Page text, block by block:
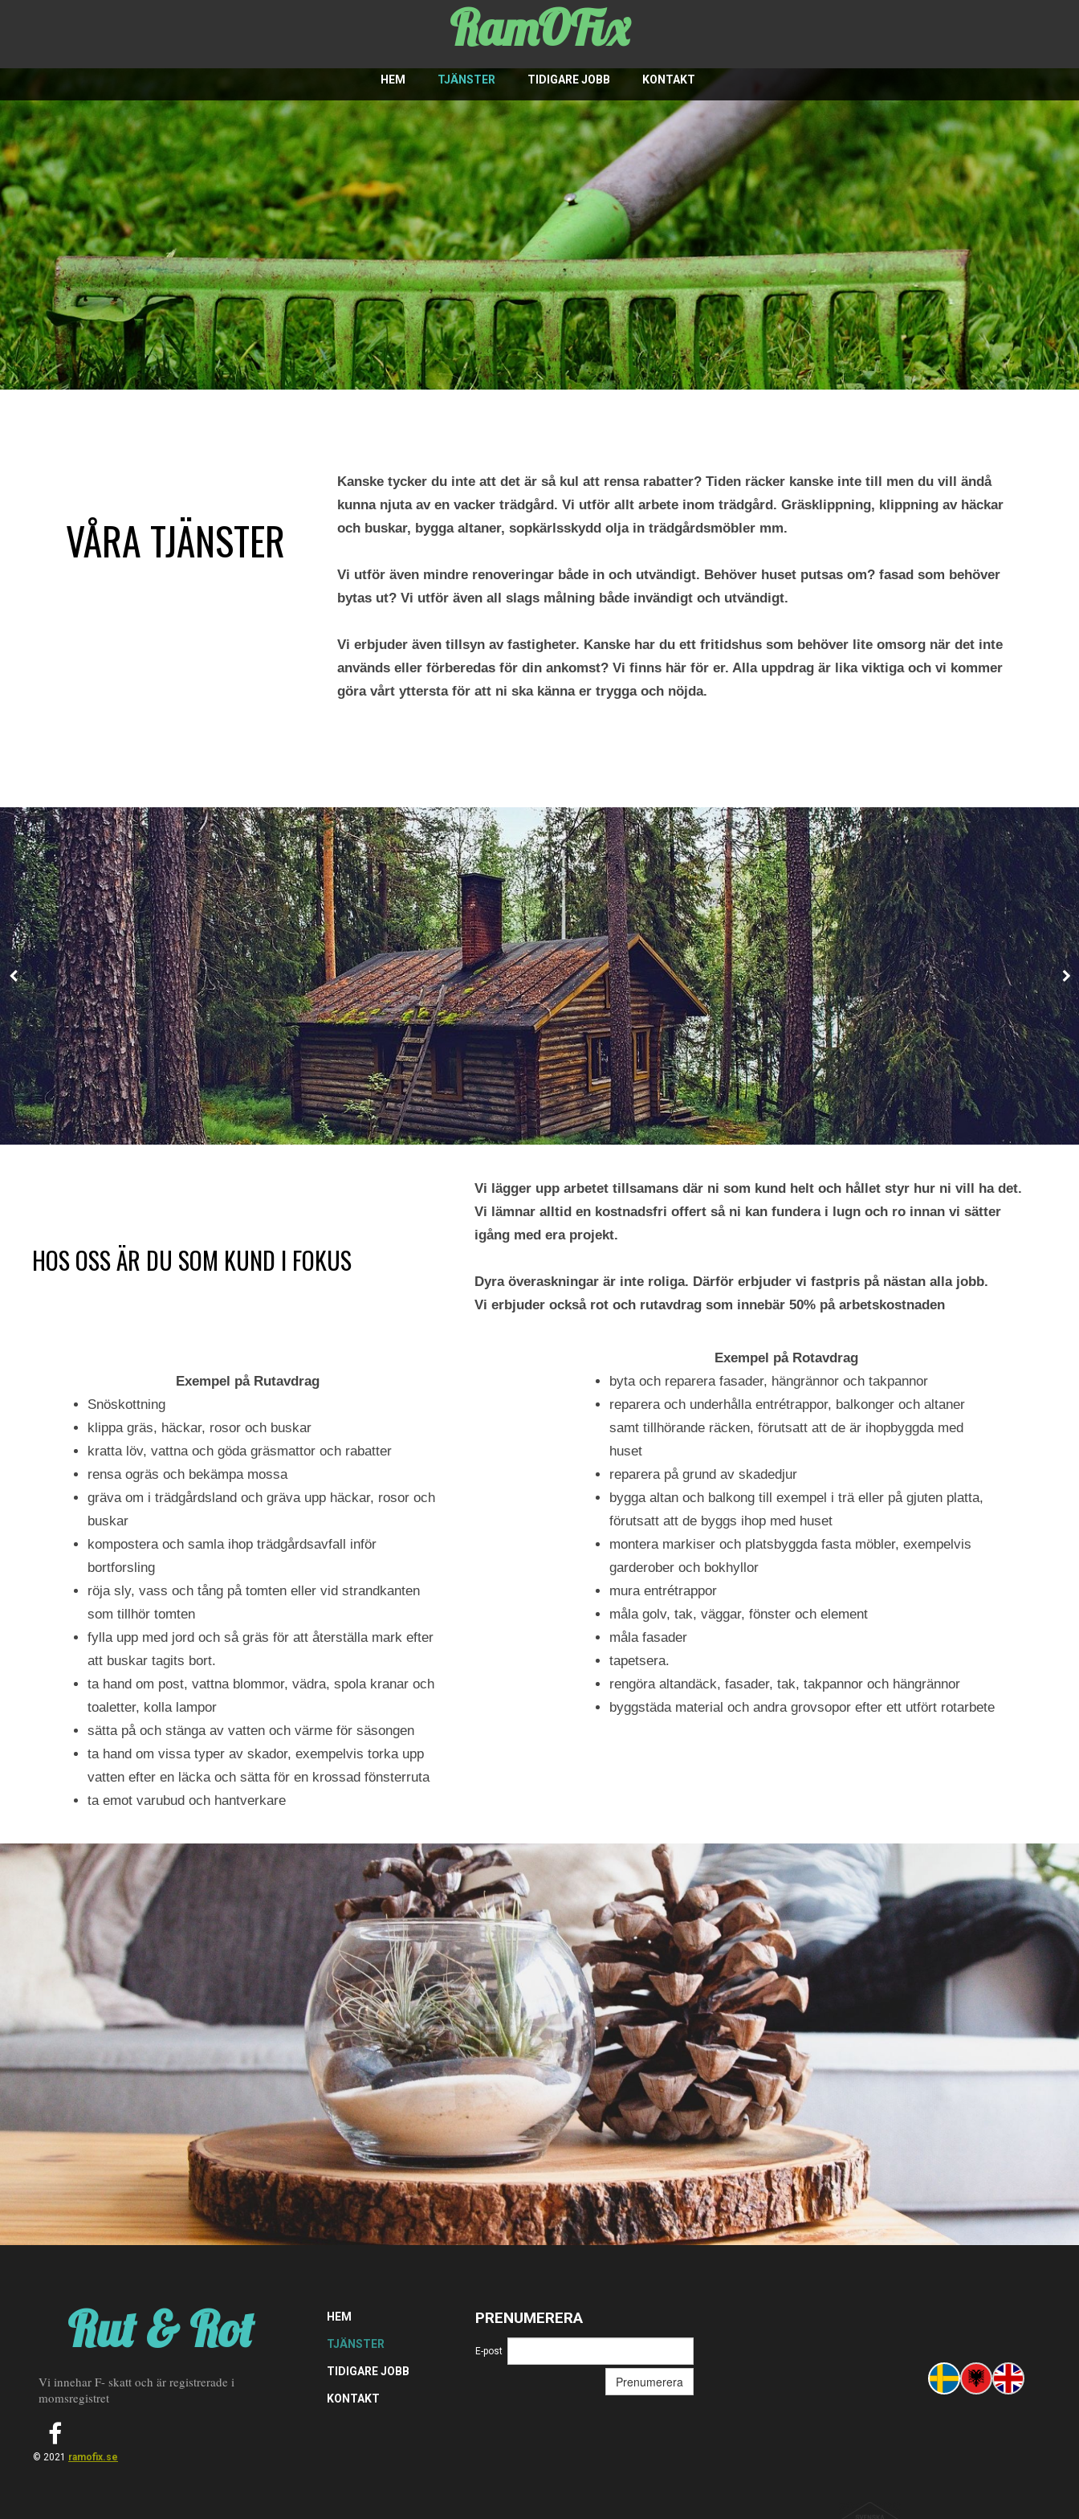
RamOFix
HEM TJÄNSTER TIDIGARE JOBB KONTAKT
VÅRA TJÄNSTER
Kanske tycker du inte att det är så kul att rensa rabatter? Tiden räcker kanske inte till men du vill ändå
kunna njuta av en vacker trädgård. Vi utför allt arbete inom trädgård. Gräsklippning, klippning av häckar
och buskar, bygga altaner, sopkärlsskydd olja in trädgårdsmöbler mm.
Vi utför även mindre renoveringar både in och utvändigt. Behöver huset putsas om? fasad som behöver
bytas ut? Vi utför även all slags målning både invändigt och utvändigt.
Vi erbjuder även tillsyn av fastigheter. Kanske har du ett fritidshus som behöver lite omsorg när det inte
används eller förberedas för din ankomst? Vi finns här för er. Alla uppdrag är lika viktiga och vi kommer
göra vårt yttersta för att ni ska känna er trygga och nöjda.
HOS OSS ÄR DU SOM KUND I FOKUS
Exempel på Rutavdrag
Snöskottning
klippa gräs, häckar, rosor och buskar
kratta löv, vattna och göda gräsmattor och rabatter
rensa ogräs och bekämpa mossa
gräva om i trädgårdsland och gräva upp häckar, rosor och
buskar
kompostera och samla ihop trädgårdsavfall inför
bortforsling
röja sly, vass och tång på tomten eller vid strandkanten
som tillhör tomten
fylla upp med jord och så gräs för att återställa mark efter
att buskar tagits bort.
ta hand om post, vattna blommor, vädra, spola kranar och
toaletter, kolla lampor
sätta på och stänga av vatten och värme för säsongen
ta hand om vissa typer av skador, exempelvis torka upp
vatten efter en läcka och sätta för en krossad fönsterruta
ta emot varubud och hantverkare
Vi lägger upp arbetet tillsamans där ni som kund helt och hållet styr hur ni vill ha det.
Vi lämnar alltid en kostnadsfri offert så ni kan fundera i lugn och ro innan vi sätter
igång med era projekt.
Dyra överaskningar är inte roliga. Därför erbjuder vi fastpris på nästan alla jobb.
Vi erbjuder också rot och rutavdrag som innebär 50% på arbetskostnaden
Exempel på Rotavdrag
byta och reparera fasader, hängrännor och takpannor
reparera och underhålla entrétrappor, balkonger och altaner
samt tillhörande räcken, förutsatt att de är ihopbyggda med
huset
reparera på grund av skadedjur
bygga altan och balkong till exempel i trä eller på gjuten platta,
förutsatt att de byggs ihop med huset
montera markiser och platsbyggda fasta möbler, exempelvis
garderober och bokhyllor
mura entrétrappor
måla golv, tak, väggar, fönster och element
måla fasader
tapetsera.
rengöra altandäck, fasader, tak, takpannor och hängrännor
byggstäda material och andra grovsopor efter ett utfört rotarbete
Rut & Rot
Vi innehar F- skatt och är registrerade i
momsregistret
© 2021 ramofix.se
HEM
TJÄNSTER
TIDIGARE JOBB
KONTAKT
PRENUMERERA
E-post
Prenumerera